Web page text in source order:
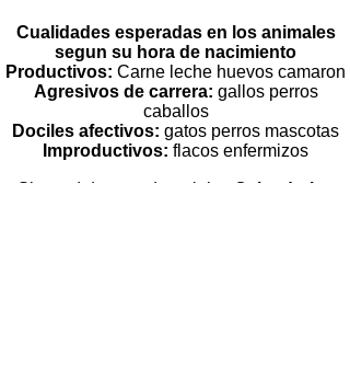
Cualidades esperadas en los animales
segun su hora de nacimiento
Productivos: Carne leche huevos camaron
Agresivos de carrera: gallos perros
caballos
Dociles afectivos: gatos perros mascotas
Improductivos: flacos enfermizos
Si usted desea adquerir los
Calendarios